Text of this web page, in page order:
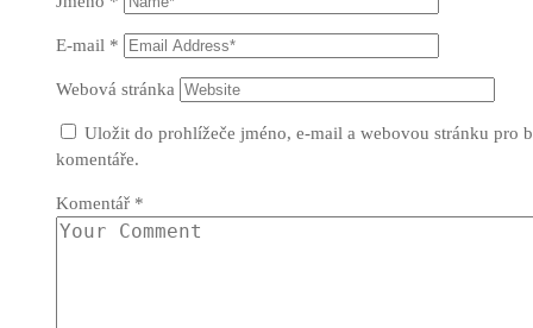
E-mail *
Webová stránka
Uložit do prohlížeče jméno, e-mail a webovou stránku pro
komentáře.
Komentář *